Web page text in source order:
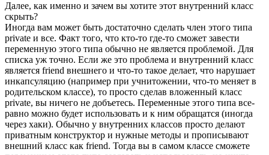
Далее, как именно и зачем вы хотите этот внутренний класс
скрыть?
Иногда вам может быть достаточно сделать член этого типа
private и все. Факт того, что кто-то где-то сможет завести
переменную этого типа обычно не является проблемой. Для
списка уж точно. Если же это проблема и внутренний класс
является friend внешнего и что-то такое делает, что нарушает
инкапсуляцию (например при учнитожении, что-то меняет в
родительском классе), то просто сделав вложенный класс
private, вы ничего не добъетесь. Переменные этого типа все-
равно можно будет использовать и к ним обращатся (иногда
через хаки). Обычно у внутренних классов просто делают
приватным конструктор и нужные методы и прописывают
внешний класс как friend. Тогда вы в самом классе сможете